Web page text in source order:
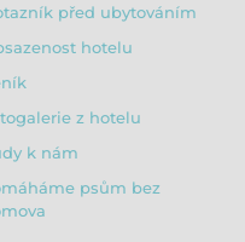
před ubytováním
hotelu
z hotelu
k nám
psům bez